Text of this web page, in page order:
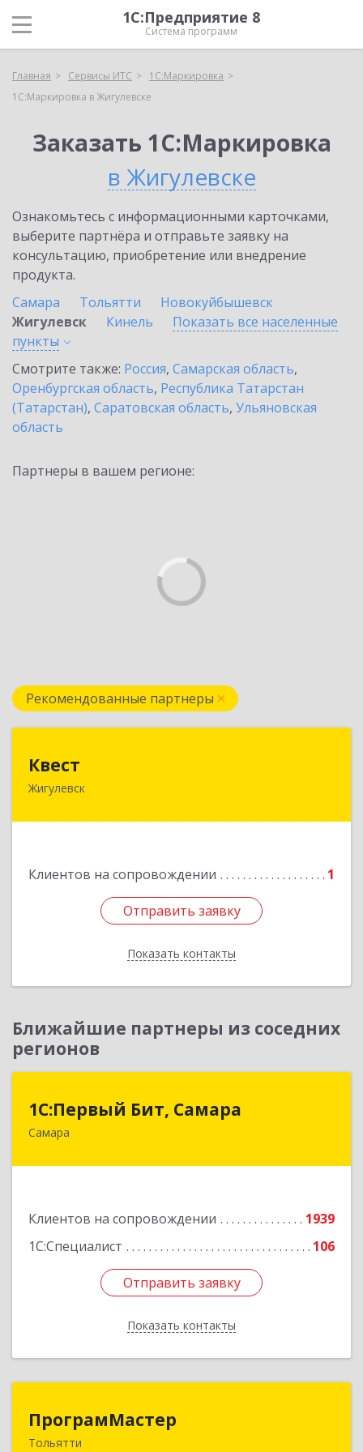
1С:Предприятие 8
Система программ
Главная Сервисы ИТС
1С:Маркировка
1С:Маркировка в Жигулевске
Заказать 1С:Маркировка
в Жигулевске
Ознакомьтесь с информационными карточками,
выберите партнёра и отправьте заявку на
консультацию, приобретение или внедрение
продукта.
Самара
Тольятти
Новокуйбышевск
Жигулевск
Кинель
Показать все населенные
пункты
Смотрите также: Россия, Самарская область,
Оренбургская область, Республика Татарстан
(Татарстан), Саратовская область, Ульяновская
область
Партнеры в вашем регионе:
Рекомендованные партнеры
Квест
Жигулевск
Клиентов на сопровождении 1
Отправить заявку
Показать контакты
445350, Самарская обл., Жигулевск, ул.Пушкина,
Отправить заявку
Назад
Ближайшие партнеры из соседних
регионов
1С:Первый Бит, Самара
Самара
Клиентов на сопровождении
1939
1С:Специалист
106
Отправить заявку
Показать контакты
1С:Первый Бит, Самара
443013, Самарская обл, Самара г, Дачная ул,
Отправить заявку
Назад
ПрограмМастер
Тольятти